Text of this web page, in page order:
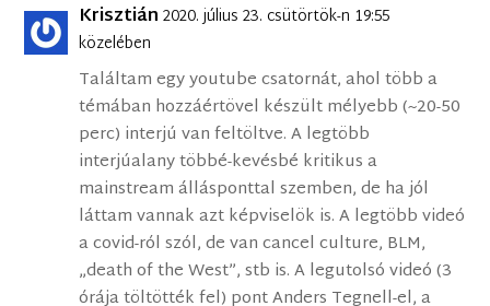
Krisztián 2020. július 23. csütörtök-n 19:55
közelében
Találtam egy youtube csatornát, ahol több a
témában hozzáértövel készült mélyebb (~20-50
perc) interjú van feltöltve. A legtöbb
interjúalany többé-kevésbé kritikus a
mainstream állásponttal szemben, de ha jól
láttam vannak azt képviselök is. A legtöbb videó
a covid-ról szól, de van cancel culture, BLM,
„death of the West”, stb is. A legutolsó videó (3
órája töltötték fel) pont Anders Tegnell-el, a